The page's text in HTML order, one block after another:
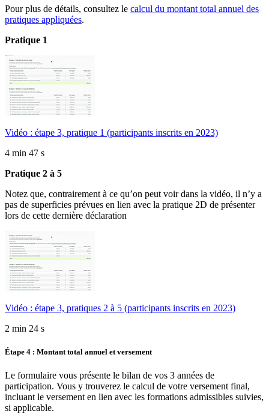
Pour plus de détails, consultez le calcul du montant total annuel des
pratiques appliquées.
Pratique 1
Vidéo : étape 3, pratique 1 (participants inscrits en 2023)
4 min 47 s
Pratique 2 à 5
Notez que, contrairement à ce qu’on peut voir dans la vidéo, il n’y a
pas de superficies prévues en lien avec la pratique 2D de présenter
lors de cette dernière déclaration
Vidéo : étape 3, pratiques 2 à 5 (participants inscrits en 2023)
2 min 24 s
Étape 4 : Montant total annuel et versement
Le formulaire vous présente le bilan de vos 3 années de
participation. Vous y trouverez le calcul de votre versement final,
incluant le versement en lien avec les formations admissibles suivies,
si applicable.